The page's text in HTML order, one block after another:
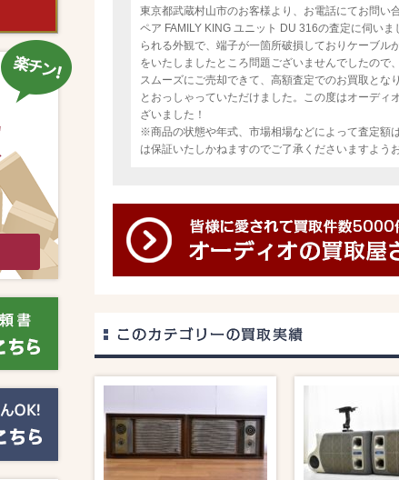
東京都武蔵村山市のお客様より、お電話にてお問い
ペア FAMILY KING ユニット DU 316の査定に伺い
られる外観で、端子が一箇所破損しておりケーブ
をいたしましたところ問題ございませんでしたので
スムーズにご売却できて、高額査定でのお買取とな
とおっしゃっていただけました。この度はオーデ
ざいました！
※商品の状態や年式、市場相場などによって査定額
は保証いたしかねますのでご了承くださいますよう